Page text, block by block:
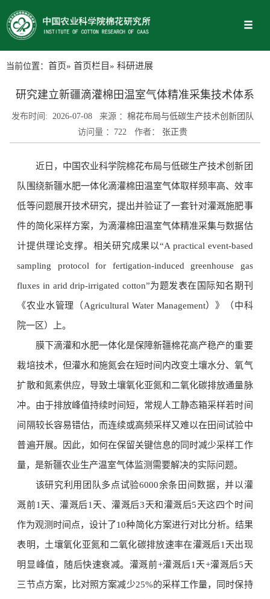
当前位置： 首页» 首页栏目» 科研进展
研究建立新疆滴灌棉田温室气体精准采集技术体系
发布时间: 2026-07-08 来源 ：棉花布局与低碳生产技术创新团队
访问量 ： 722 作者： 张正贵
近日，中国农业科学院棉花布局与低碳生产技术创新团
队围绕新疆水肥一体化滴灌棉田温室气体取样频率高、效率
低等问题展开技术研究，提出并验证了一套针对灌溉施肥事
件的简化采样方案，为滴灌棉田温室气体精准采集与数据估
计提供理论支撑。相关研究成果以“A practical event-based
sampling protocol for fertigation-induced greenhouse gas
fluxes in arid drip-irrigated cotton”为题发表在国际知名期刊
《农业水管理（Agricultural Water Management）》（中科
院一区）上。
膜下滴灌和水肥一体化是保障新疆棉花高产稳产的重要
栽培技术，但灌水和施氮会在短时间内改变土壤水分、氧气
扩散和氮素供应，导致土壤氧化亚氮和二氧化碳排放通量脉
冲。由于排放峰值持续时间短，常规人工静态箱采样若时间
间隔较长容易错估，而连续或高频采样又难以在田间试验中
普遍开展。因此，如何在保留关键信息的同时减少采样工作
量，是新疆农业生产温室气体监测需要解决的实际问题。
该研究利用团队多点试验6000余条田间数据，并以灌
溉前1天、灌溉后1天、灌溉后3天和灌溉后5天这四个时间
作为观测时间点，设计了10种简化方案进行对比分析。结果
表明，土壤氧化亚氮和二氧化碳排放速率在灌溉后1天出现
明显峰值，随后快速衰减。灌溉前+灌溉后1天+灌溉后5天
三节点方案，比对照方案减少25%的采样工作量，同时保持